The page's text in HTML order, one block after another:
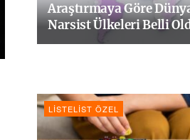
Araştırmaya Göre
Narsist Ülkeleri Belli
LISTELIST ÖZEL